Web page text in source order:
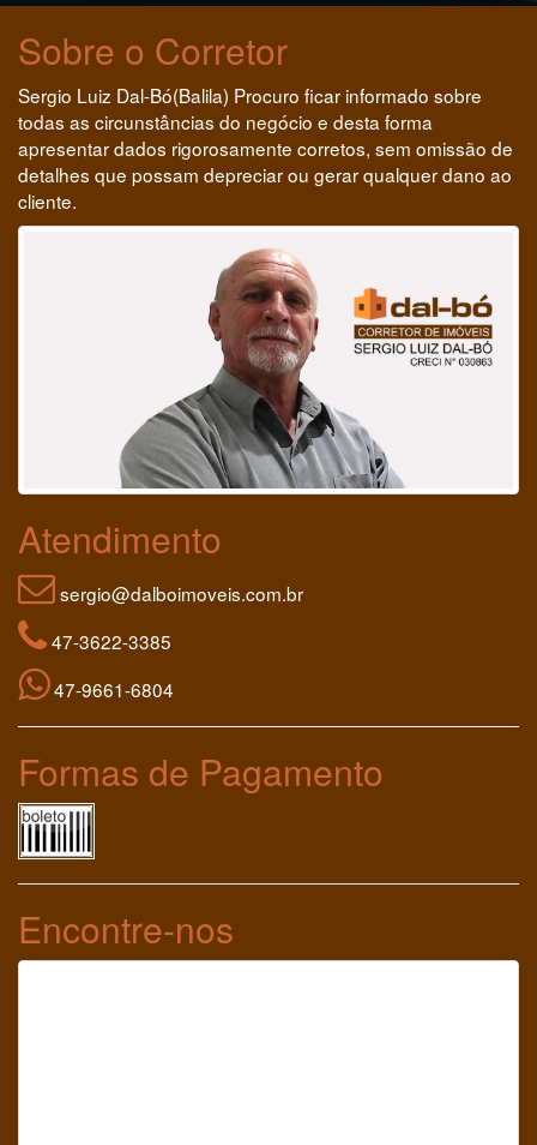
Sobre o Corretor
Sergio Luiz Dal-Bó(Balila) Procuro ficar informado sobre
todas as circunstâncias do negócio e desta forma
apresentar dados rigorosamente corretos, sem omissão de
detalhes que possam depreciar ou gerar qualquer dano ao
cliente.
Atendimento
sergio@dalboimoveis.com.br
47-3622-3385
47-9661-6804
Formas de Pagamento
Encontre-nos